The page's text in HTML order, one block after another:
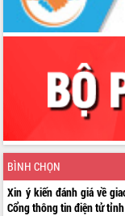
BÌNH CHỌN
Xin ý kiến đánh giá về
Cổng thông tin điện tử tỉnh